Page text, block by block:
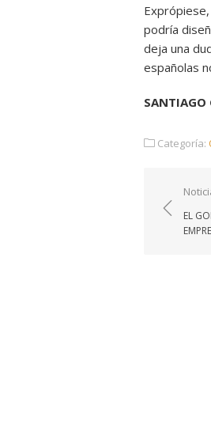
podría
deja una
españolas
Categoría:
de
EL